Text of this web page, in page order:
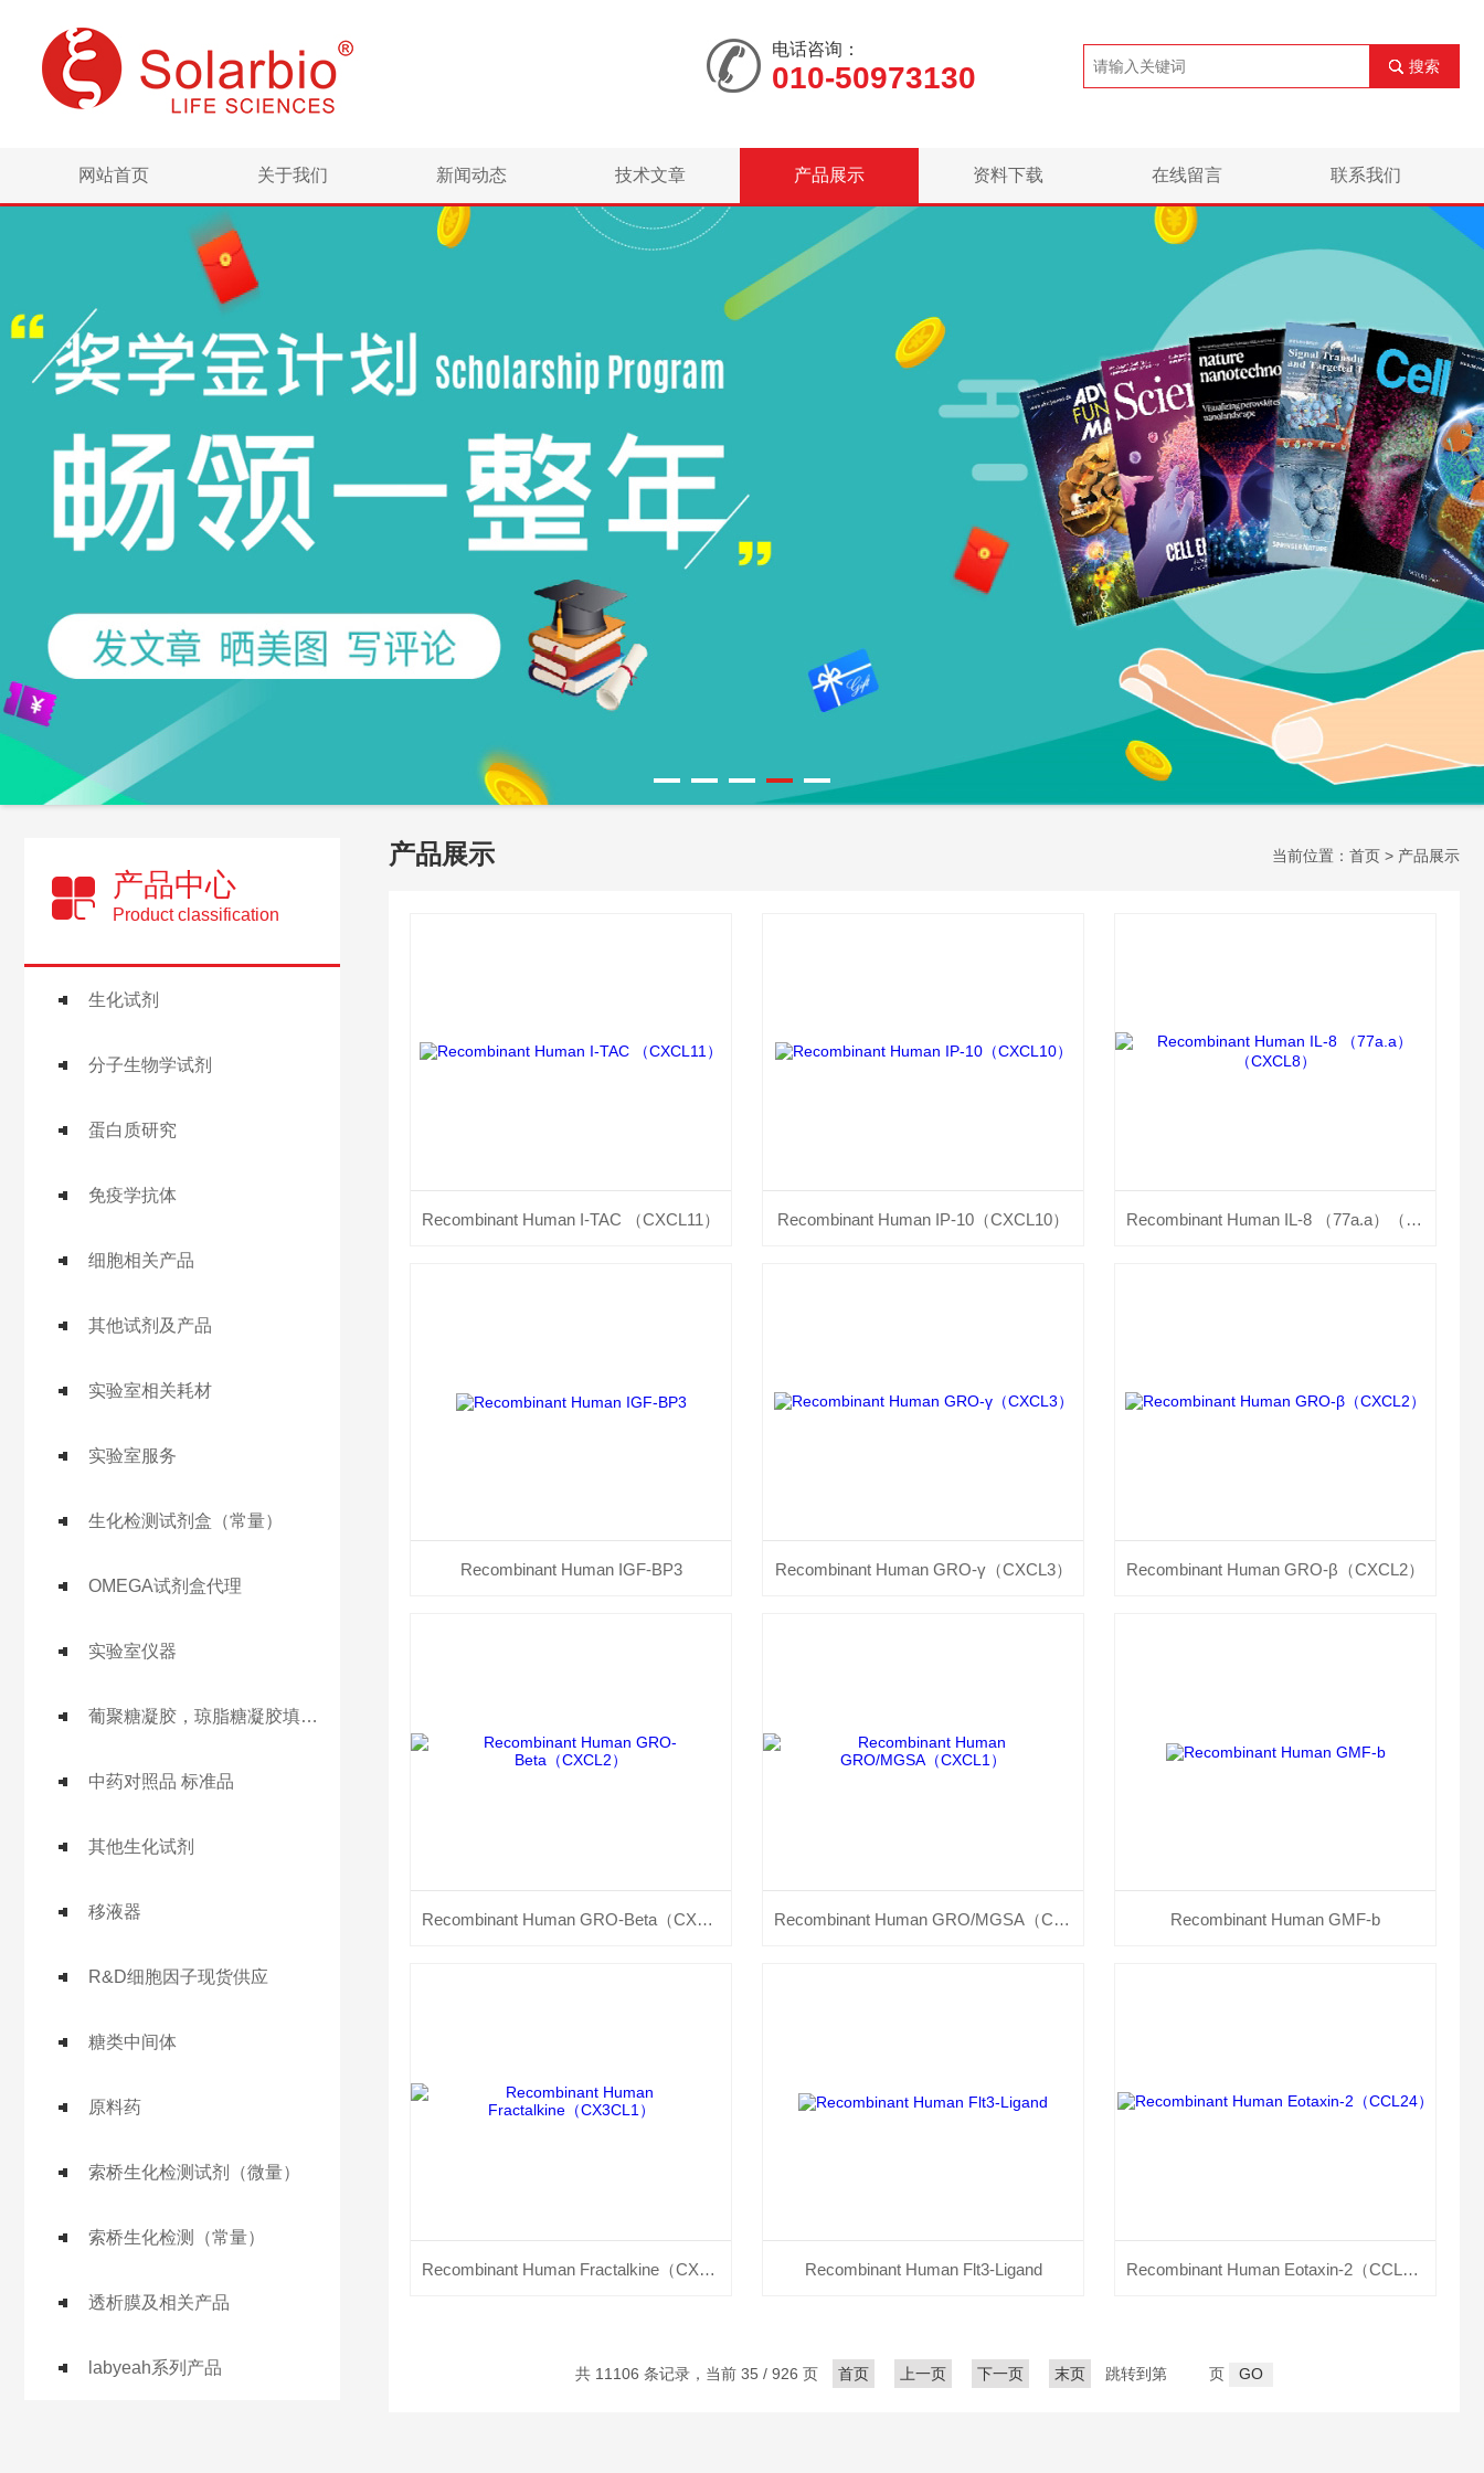
电话咨询：
010-50973130 搜索
网站首页 关于我们 新闻动态 技术文章 产品展示 资料下载 在线留言 联系我们
产品中心
Product classification
生化试剂
分子生物学试剂
蛋白质研究
免疫学抗体
细胞相关产品
其他试剂及产品
实验室相关耗材
实验室服务
生化检测试剂盒（常量）
OMEGA试剂盒代理
实验室仪器
葡聚糖凝胶，琼脂糖凝胶填料系列
中药对照品 标准品
其他生化试剂
移液器
R&D细胞因子现货供应
糖类中间体
原料药
索桥生化检测试剂（微量）
索桥生化检测（常量）
透析膜及相关产品
labyeah系列产品
产品展示 当前位置： 首页 > 产品展示
Recombinant Human I-TAC （CXCL11） Recombinant Human IP-10（CXCL10） Recombinant Human IL-8 （77a.a）（CXCL8）
Recombinant Human IGF-BP3 Recombinant Human GRO-γ（CXCL3） Recombinant Human GRO-β（CXCL2）
Recombinant Human GRO-Beta（CXCL2） Recombinant Human GRO/MGSA（CXCL1） Recombinant Human GMF-b
Recombinant Human Fractalkine（CX3CL1） Recombinant Human Flt3-Ligand Recombinant Human Eotaxin-2（CCL24）
共 11106 条记录，当前 35 / 926 页 首页 上一页 下一页 末页 跳转到第 页